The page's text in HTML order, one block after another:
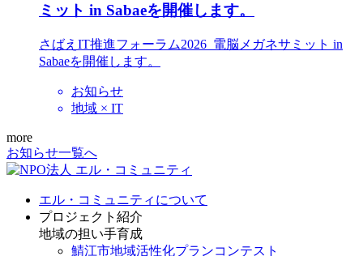
ミット in Sabaeを開催します。
さばえIT推進フォーラム2026_電脳メガネサミット in
Sabaeを開催します。
お知らせ
地域 × IT
more
お知らせ一覧へ
エル・コミュニティについて
プロジェクト紹介
地域の担い手育成
鯖江市地域活性化プランコンテスト